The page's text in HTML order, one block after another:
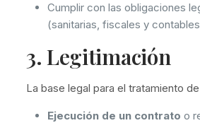
Cumplir con las obligaciones
(sanitarias, fiscales y
3. Legitimación
La base legal para el tratamiento
Ejecución de un contrato o